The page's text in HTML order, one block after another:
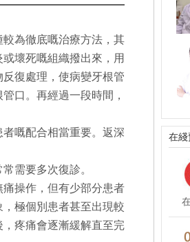
為徹底嘅治療方法，其
壞死嘅組織撥出來，用
復處理，使病變牙根管
口。再經過一段時間，
嘅配合相當重要。返深
需要多次復診。
操作，但有少部分患者
極個別患者甚至出現較
疼痛會逐漸緩解直至完
在綫